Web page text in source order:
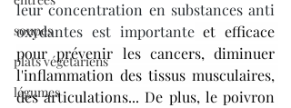
soupes
plats végétariens
légumes
leur concentration en substances anti
oxydantes est importante et efficace
pour prévenir les cancers, diminuer
l'inflammation des tissus musculaires,
des articulations... De plus, le poivron